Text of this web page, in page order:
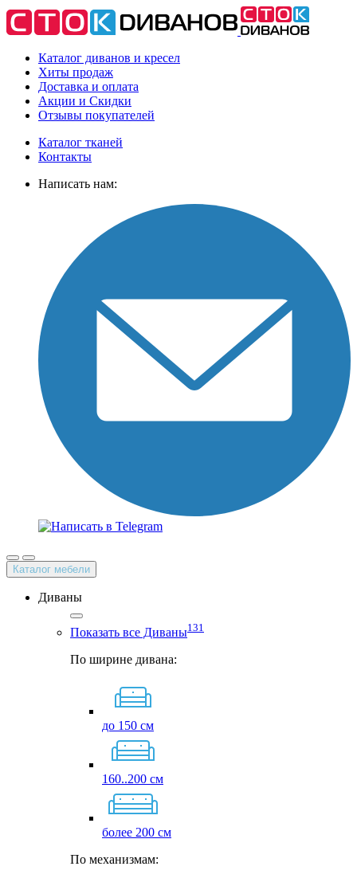
Каталог диванов и кресел
Хиты продаж
Доставка и оплата
Акции и Скидки
Отзывы покупателей
Каталог тканей
Контакты
Написать нам:
Каталог мебели
Диваны
Показать все Диваны131
По ширине дивана:
до 150 см
160..200 см
более 200 см
По механизмам: